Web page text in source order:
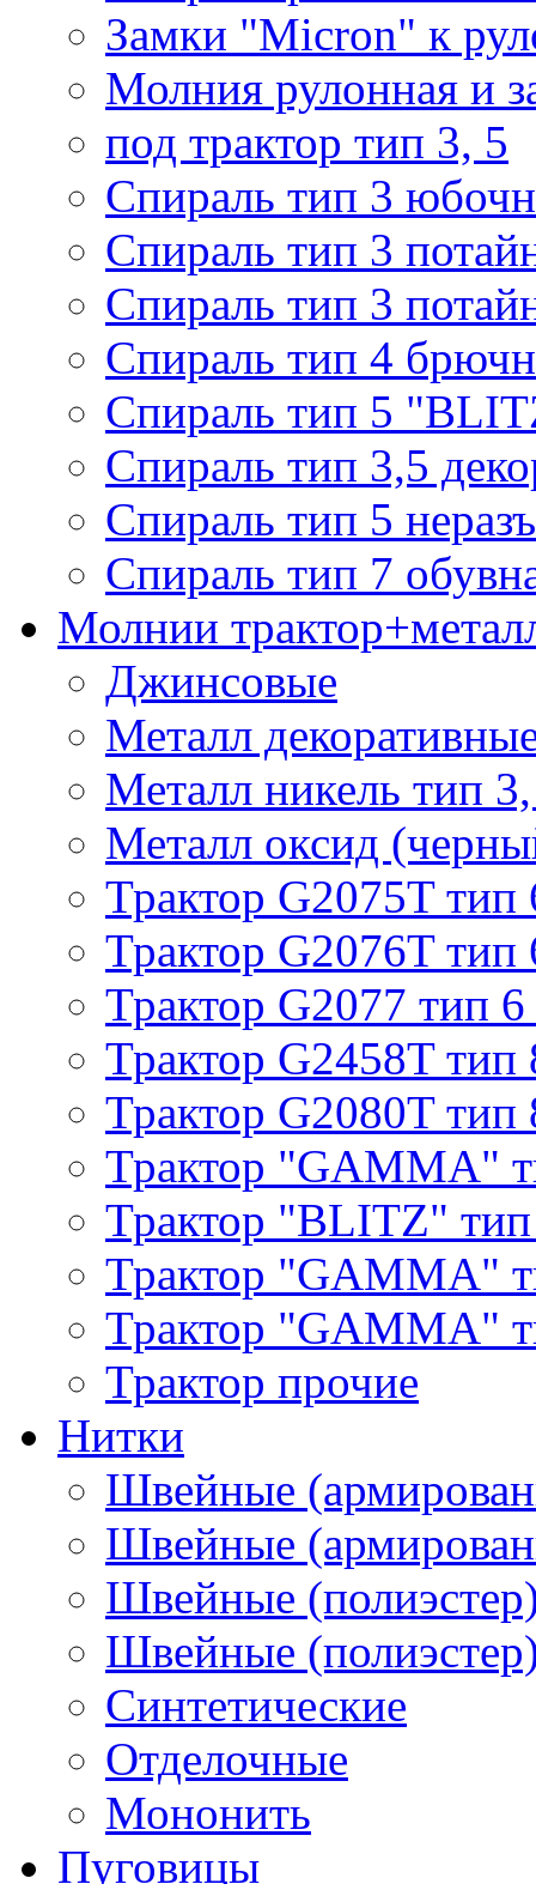
Замки "Micron" к
Молния рулонная и
под трактор тип 3, 5
Спираль тип 3
Спираль тип 3
Спираль тип 3
Спираль тип 4
Спираль тип 5
Спираль тип 3,5
Спираль тип 5
Спираль тип 7
Молнии
Джинсовые
Металл
Металл никель тип
Металл оксид
Трактор G2075T тип
Трактор G2076T тип
Трактор G2077 тип 6
Трактор G2458T тип
Трактор G2080T тип
Трактор "GAMMA"
Трактор "BLITZ"
Трактор "GAMMA"
Трактор "GAMMA"
Трактор прочие
Нитки
Швейные
Швейные
Швейные
Швейные
Синтетические
Отделочные
Мононить
Пуговицы